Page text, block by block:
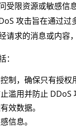
限资源或敏感信
攻击旨在通过过
求的消息或内容
制，确保只有授权
滥用并防止 DDoS
效数据。
信息。